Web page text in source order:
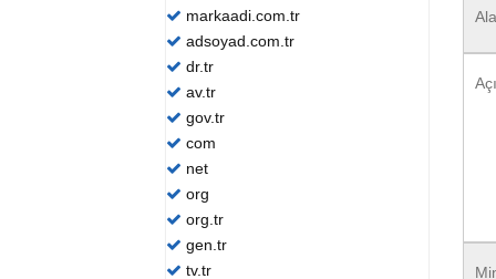
markaadi.com.tr
adsoyad.com.tr
dr.tr
av.tr
gov.tr
com
net
org
org.tr
gen.tr
tv.tr